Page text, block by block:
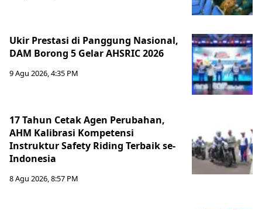
Ukir Prestasi di Panggung Nasional,
DAM Borong 5 Gelar AHSRIC 2026
9 Agu 2026, 4:35 PM
17 Tahun Cetak Agen Perubahan,
AHM Kalibrasi Kompetensi
Instruktur Safety Riding Terbaik se-
Indonesia
8 Agu 2026, 8:57 PM